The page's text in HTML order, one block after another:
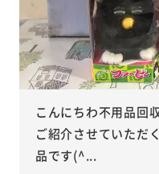
こんにちわ不用品回
ご紹介させていただ
品です(^...